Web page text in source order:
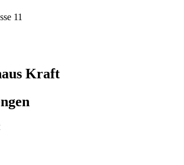
11
Kraft